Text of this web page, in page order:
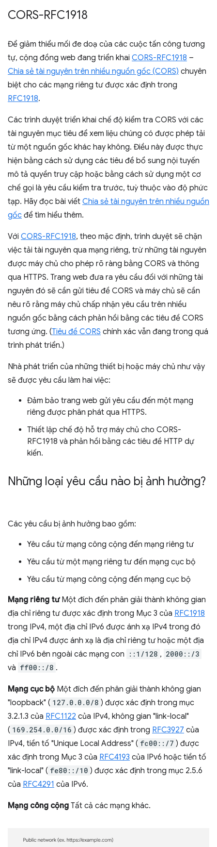
CORS-RFC1918
Để giảm thiểu mối đe doạ của các cuộc tấn công tương
tự, cộng đồng web đang triển khai CORS-RFC1918 –
Chia sẻ tài nguyên trên nhiều nguồn gốc (CORS) chuyên
biệt cho các mạng riêng tư được xác định trong
RFC1918.
Các trình duyệt triển khai chế độ kiểm tra CORS với các
tài nguyên mục tiêu để xem liệu chúng có được phép tải
từ một nguồn gốc khác hay không. Điều này được thực
hiện bằng cách sử dụng các tiêu đề bổ sung nội tuyến
mô tả quyền truy cập hoặc bằng cách sử dụng một cơ
chế gọi là yêu cầu kiểm tra trước, tuỳ thuộc vào độ phức
tạp. Hãy đọc bài viết Chia sẻ tài nguyên trên nhiều nguồn
gốc để tìm hiểu thêm.
Với CORS-RFC1918, theo mặc định, trình duyệt sẽ chặn
việc tải tài nguyên qua mạng riêng, trừ những tài nguyên
được máy chủ cho phép rõ ràng bằng CORS và thông
qua HTTPS. Trang web đưa ra yêu cầu đối với những tài
nguyên đó sẽ cần gửi tiêu đề CORS và máy chủ sẽ cần
nêu rõ rằng máy chủ chấp nhận yêu cầu trên nhiều
nguồn gốc bằng cách phản hồi bằng các tiêu đề CORS
tương ứng. (Tiêu đề CORS chính xác vẫn đang trong quá
trình phát triển.)
Nhà phát triển của những thiết bị hoặc máy chủ như vậy
sẽ được yêu cầu làm hai việc:
Đảm bảo trang web gửi yêu cầu đến một mạng
riêng được phân phát qua HTTPS.
Thiết lập chế độ hỗ trợ máy chủ cho CORS-
RFC1918 và phản hồi bằng các tiêu đề HTTP dự
kiến.
Những loại yêu cầu nào bị ảnh hưởng?
Các yêu cầu bị ảnh hưởng bao gồm:
Yêu cầu từ mạng công cộng đến mạng riêng tư
Yêu cầu từ một mạng riêng tư đến mạng cục bộ
Yêu cầu từ mạng công cộng đến mạng cục bộ
Mạng riêng tưMột đích đến phân giải thành không gian
địa chỉ riêng tư được xác định trong Mục 3 của RFC1918
trong IPv4, một địa chỉ IPv6 được ánh xạ IPv4 trong đó
địa chỉ IPv4 được ánh xạ là địa chỉ riêng tư hoặc một địa
chỉ IPv6 bên ngoài các mạng con
::1/128 , 2000::/3
và ff00::/8 .
Mạng cục bộ Một đích đến phân giải thành không gian
"loopback" ( 127.0.0.0/8 ) được xác định trong mục
3.2.1.3 của RFC1122 của IPv4, không gian "link-local"
( 169.254.0.0/16 ) được xác định trong RFC3927 của
IPv4, tiền tố "Unique Local Address" ( fc00::/7 ) được
xác định trong Mục 3 của RFC4193 của IPv6 hoặc tiền tố
"link-local" ( fe80::/10 ) được xác định trong mục 2.5.6
của RFC4291 của IPv6.
Mạng công cộng Tất cả các mạng khác.